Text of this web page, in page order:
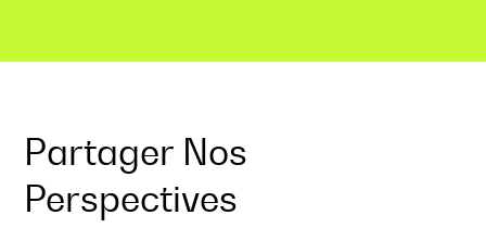
Partager Nos
Perspectives